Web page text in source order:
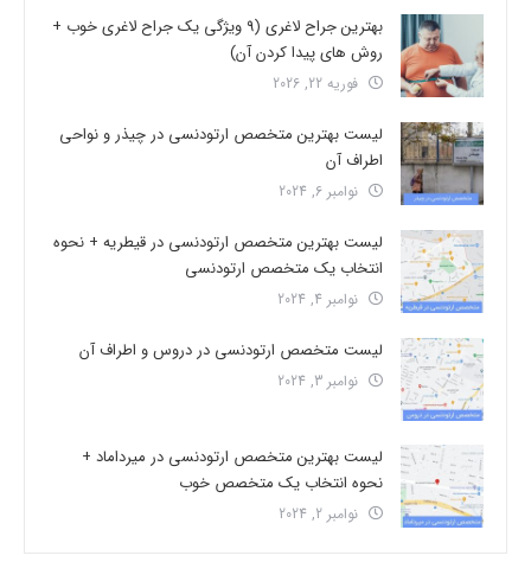
بهترین جراح لاغری (9 ویژگی یک جراح لاغری خوب +
روش های پیدا کردن آن)
فوریه 22, 2026
لیست بهترین متخصص ارتودنسی در چیذر و نواحی
اطراف آن
نوامبر 6, 2024
لیست بهترین متخصص ارتودنسی در قیطریه + نحوه
انتخاب یک متخصص ارتودنسی
نوامبر 4, 2024
لیست متخصص ارتودنسی در دروس و اطراف آن
نوامبر 3, 2024
لیست بهترین متخصص ارتودنسی در میرداماد +
نحوه انتخاب یک متخصص خوب
نوامبر 2, 2024